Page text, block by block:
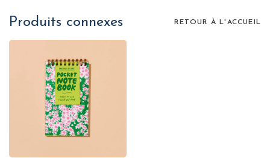
Produits connexes RETOUR À L'ACCUEIL